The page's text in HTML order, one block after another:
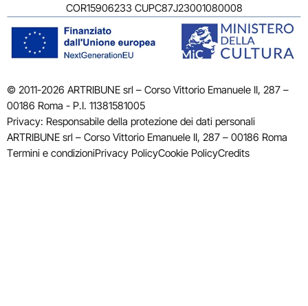
COR15906233 CUPC87J23001080008
© 2011-2026 ARTRIBUNE srl – Corso Vittorio Emanuele II, 287 –
00186 Roma - P.I. 11381581005
Privacy: Responsabile della protezione dei dati personali
ARTRIBUNE srl – Corso Vittorio Emanuele II, 287 – 00186 Roma
Termini e condizioniPrivacy PolicyCookie PolicyCredits